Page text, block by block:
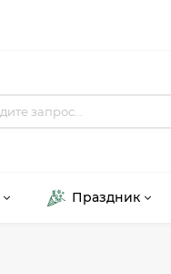
Праздник